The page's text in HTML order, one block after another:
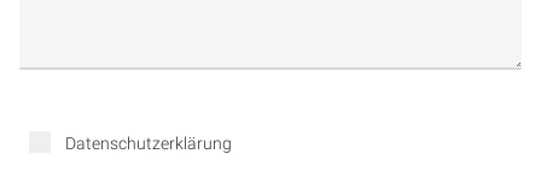
Datenschutzerklärung